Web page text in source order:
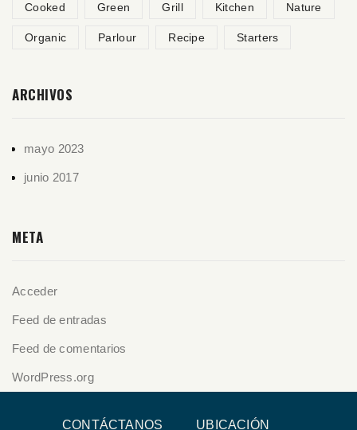
Cooked Green Grill Kitchen Nature
Organic Parlour Recipe Starters
ARCHIVOS
mayo 2023
junio 2017
META
Acceder
Feed de entradas
Feed de comentarios
WordPress.org
CONTÁCTANOS UBICACIÓN